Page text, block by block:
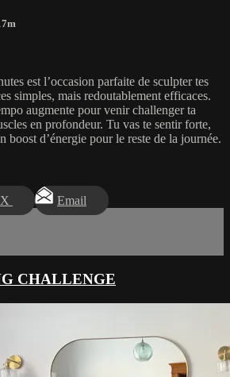
est l’occasion parfaite de sculpter tes
simples, mais redoutablement efficaces.
augmente pour venir challenger ta
en profondeur. Tu vas te sentir forte,
boost d’énergie pour le reste de la journée.
X
Email
CHALLENGE